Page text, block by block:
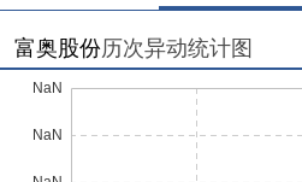
富奥股份历次异动统计图